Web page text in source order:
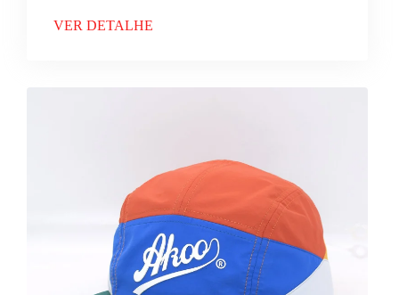
VER DETALHE